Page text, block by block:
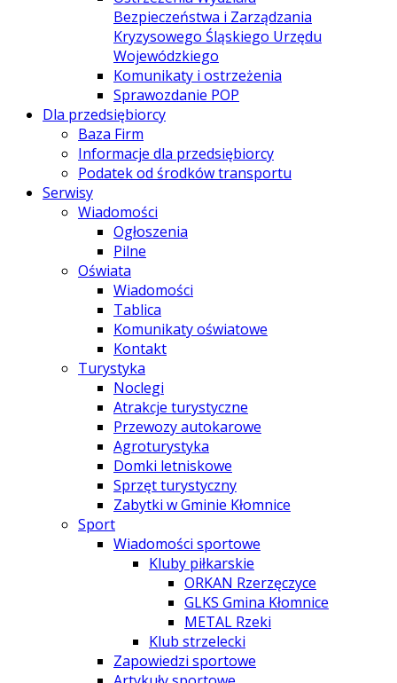
Bezpieczeństwa i Zarządzania
Kryzysowego Śląskiego Urzędu
Wojewódzkiego
Komunikaty i ostrzeżenia
Sprawozdanie POP
Dla przedsiębiorcy
Baza Firm
Informacje dla przedsiębiorcy
Podatek od środków transportu
Serwisy
Wiadomości
Ogłoszenia
Pilne
Oświata
Wiadomości
Tablica
Komunikaty oświatowe
Kontakt
Turystyka
Noclegi
Atrakcje turystyczne
Przewozy autokarowe
Agroturystyka
Domki letniskowe
Sprzęt turystyczny
Zabytki w Gminie Kłomnice
Sport
Wiadomości sportowe
Kluby piłkarskie
ORKAN Rzerzęczyce
GLKS Gmina Kłomnice
METAL Rzeki
Klub strzelecki
Zapowiedzi sportowe